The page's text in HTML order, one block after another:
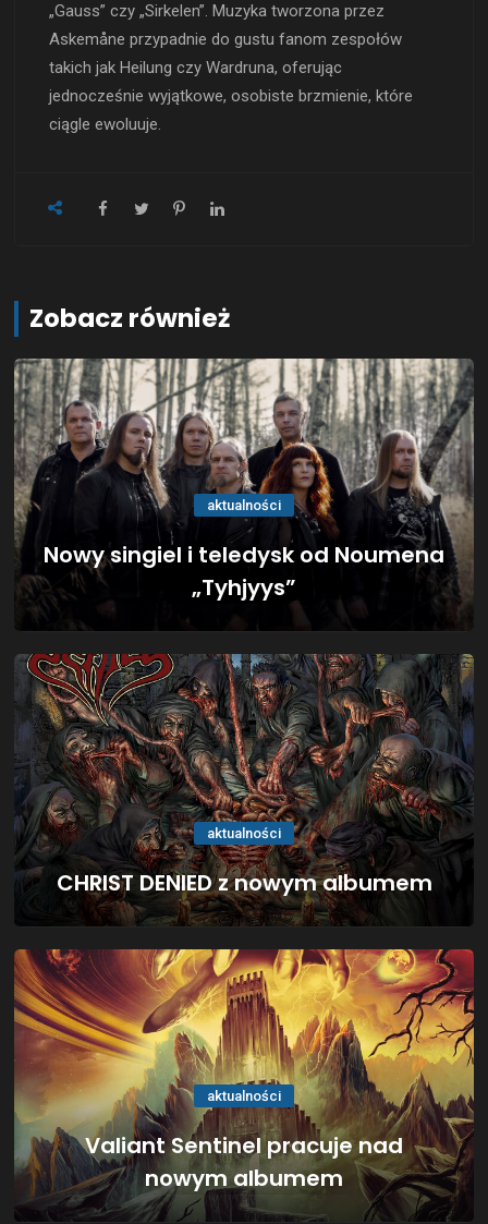
„Gauss” czy „Sirkelen”. Muzyka tworzona przez
Askemåne przypadnie do gustu fanom zespołów
takich jak Heilung czy Wardruna, oferując
jednocześnie wyjątkowe, osobiste brzmienie, które
ciągle ewoluuje.
Zobacz również
aktualności
Nowy singiel i teledysk od Noumena
„Tyhjyys”
aktualności
CHRIST DENIED z nowym albumem
aktualności
Valiant Sentinel pracuje nad
nowym albumem